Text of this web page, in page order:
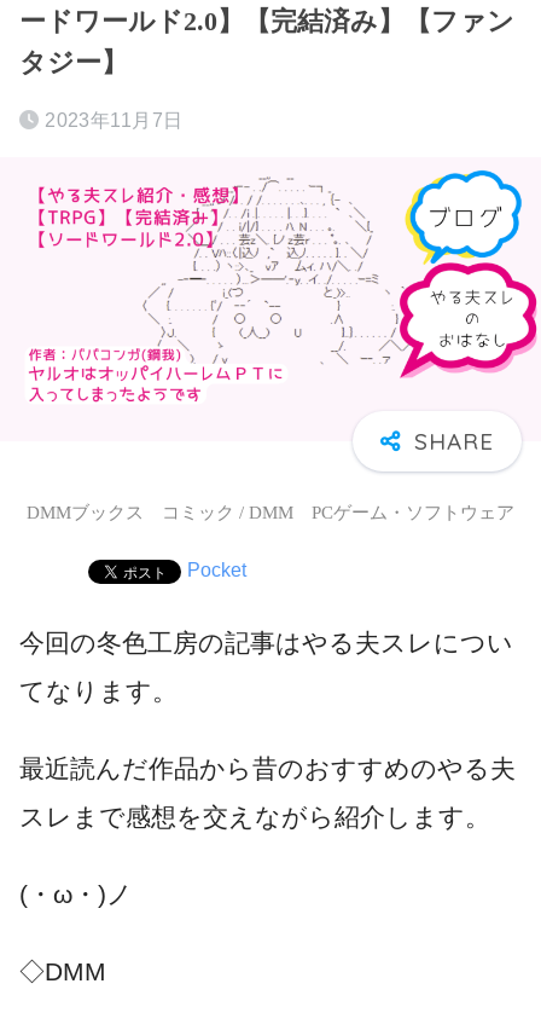
ードワールド2.0】【完結済み】【ファン
タジー】
2023年11月7日
DMMブックス コミック / DMM PCゲーム・ソフトウェア
Pocket
今回の冬色工房の記事はやる夫スレについ
てなります。
最近読んだ作品から昔のおすすめのやる夫
スレまで感想を交えながら紹介します。
(・ω・)ノ
◇DMM